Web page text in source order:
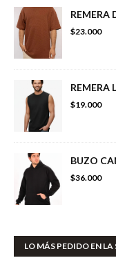
REMERA
$23.000
REMERA
$19.000
BUZO
$36.000
LO MÁS PEDIDO EN LA